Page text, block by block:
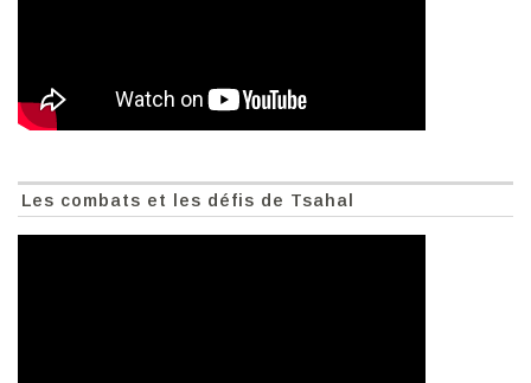
Les combats et les défis de Tsahal